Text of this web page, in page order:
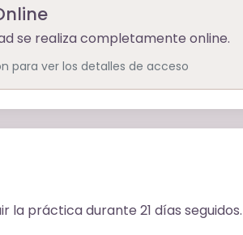
se realiza completamente online.
para ver los detalles de acceso
la práctica durante 21 días seguidos.